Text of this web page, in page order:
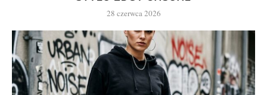
28 czerwca 2026